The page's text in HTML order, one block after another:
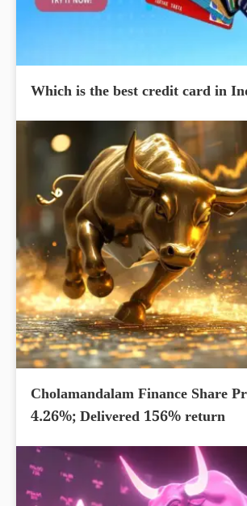
Which is the best credit card in
Cholamandalam Finance Share
4.26%; Delivered 156% return